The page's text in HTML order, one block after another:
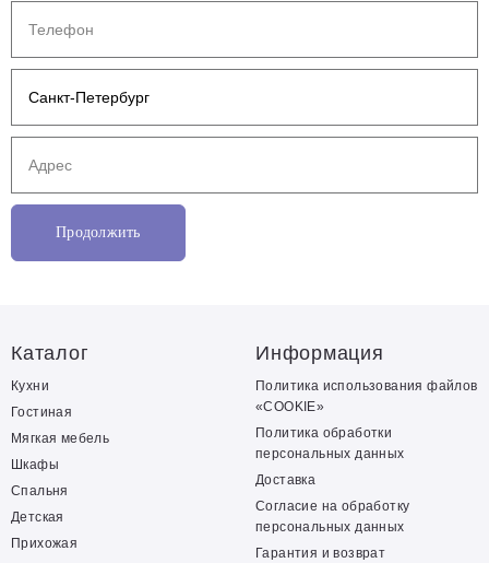
Продолжить
Каталог
Кухни
Гостиная
Мягкая мебель
Шкафы
Спальня
Детская
Прихожая
Информация
Политика использования файлов
«COOKIE»
Политика обработки
персональных данных
Доставка
Согласие на обработку
персональных данных
Гарантия и возврат